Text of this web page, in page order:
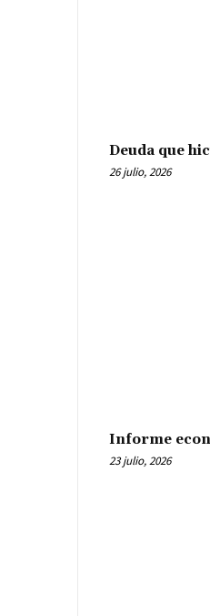
Deuda que
26 julio, 2026
Informe
23 julio, 2026